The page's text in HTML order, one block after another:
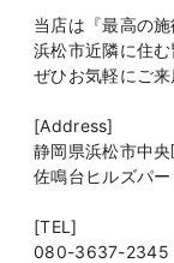
当店は『最高の
浜松市近隣に住
ぜひお気軽にご
[Address]
静岡県浜松市中
佐鳴台ヒルズパ
[TEL]
080-3637-2345